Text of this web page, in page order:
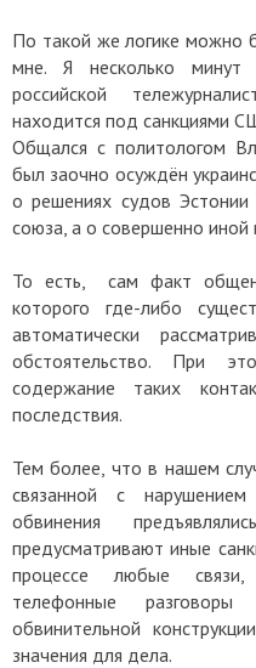
По такой же логике можно
мне. Я несколько минут
российской
находится под санкциями
Общался с политологом
был заочно осуждён
о решениях судов Эстонии
союза, а о совершенно иной
То есть, сам факт
которого где-либо
автоматически
обстоятельство. При
содержание таких
последствия.
Тем более, что в нашем
связанной с
обвинения
предусматривают иные
процессе любые
телефонные
обвинительной
значения для дела.